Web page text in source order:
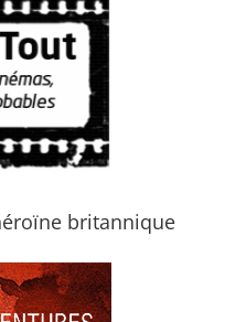
britannique